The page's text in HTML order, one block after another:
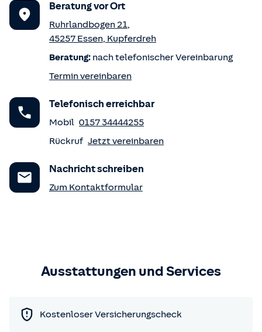
Beratung vor Ort
Ruhrlandbogen 21,
45257 Essen, Kupferdreh
Beratung: nach telefonischer Vereinbarung
Termin vereinbaren
Telefonisch erreichbar
Mobil 0157 34444255
Rückruf Jetzt vereinbaren
Nachricht schreiben
Zum Kontaktformular
Ausstattungen und Services
Kostenloser Versicherungscheck